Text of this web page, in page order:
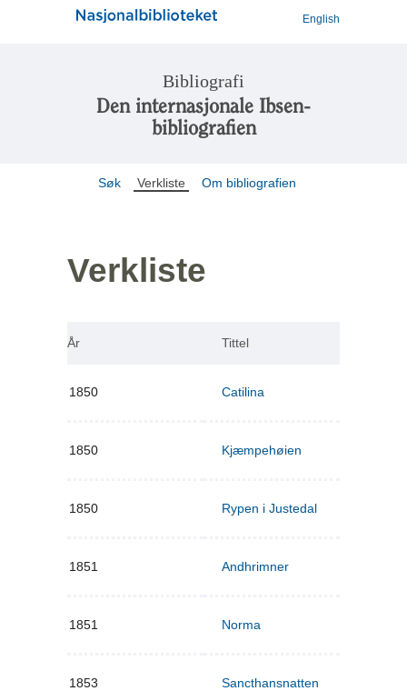
English
Bibliografi
Den internasjonale Ibsen-
bibliografien
Søk Verkliste Om bibliografien
Verkliste
År Tittel
1850 Catilina
1850 Kjæmpehøien
1850 Rypen i Justedal
1851 Andhrimner
1851 Norma
1853 Sancthansnatten